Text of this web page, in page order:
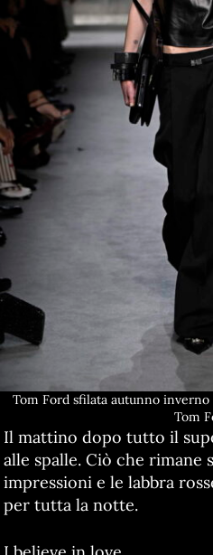
Tom Ford sfilata autunno
Tom
Il mattino dopo tutto il
alle spalle. Ciò che rimane
impressioni e le labbra
per tutta la notte.